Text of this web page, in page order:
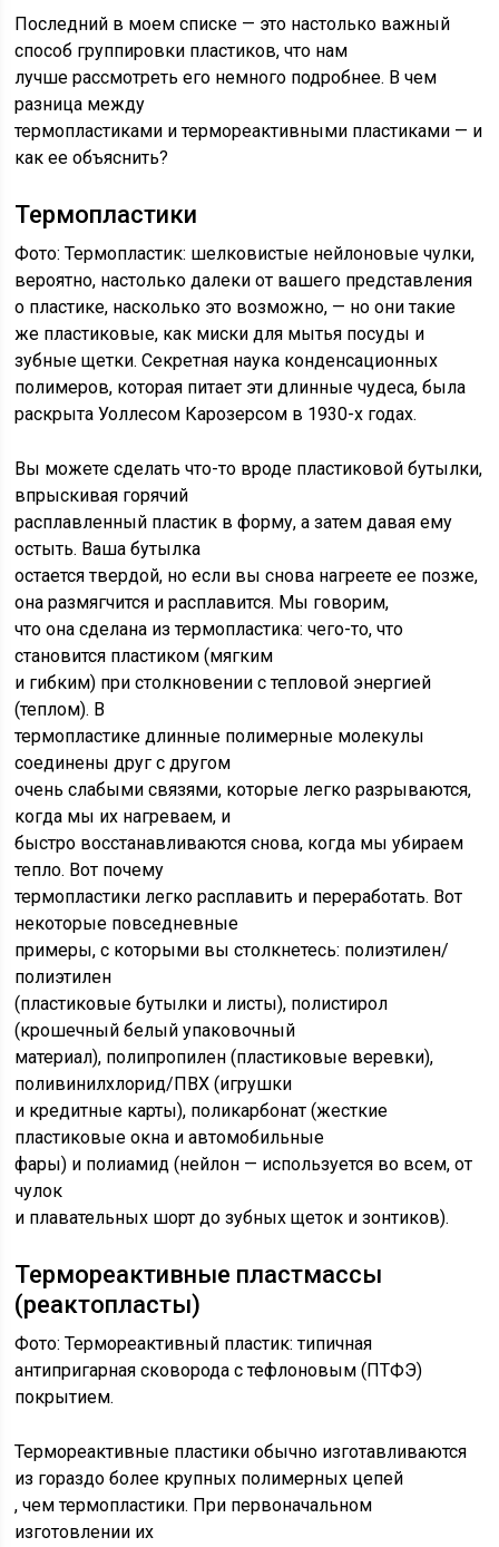
Последний в моем списке — это настолько важный
способ группировки пластиков, что нам
лучше рассмотреть его немного подробнее. В чем
разница между
термопластиками и термореактивными пластиками — и
как ее объяснить?
Термопластики
Фото: Термопластик: шелковистые нейлоновые чулки,
вероятно, настолько далеки от вашего представления
о пластике, насколько это возможно, — но они такие
же пластиковые, как миски для мытья посуды и
зубные щетки. Секретная наука конденсационных
полимеров, которая питает эти длинные чудеса, была
раскрыта Уоллесом Карозерсом в 1930-х годах.
Вы можете сделать что-то вроде пластиковой бутылки,
впрыскивая горячий
расплавленный пластик в форму, а затем давая ему
остыть. Ваша бутылка
остается твердой, но если вы снова нагреете ее позже,
она размягчится и расплавится. Мы говорим,
что она сделана из термопластика: чего-то, что
становится пластиком (мягким
и гибким) при столкновении с тепловой энергией
(теплом). В
термопластике длинные полимерные молекулы
соединены друг с другом
очень слабыми связями, которые легко разрываются,
когда мы их нагреваем, и
быстро восстанавливаются снова, когда мы убираем
тепло. Вот почему
термопластики легко расплавить и переработать. Вот
некоторые повседневные
примеры, с которыми вы столкнетесь: полиэтилен/
полиэтилен
(пластиковые бутылки и листы), полистирол
(крошечный белый упаковочный
материал), полипропилен (пластиковые веревки),
поливинилхлорид/ПВХ (игрушки
и кредитные карты), поликарбонат (жесткие
пластиковые окна и автомобильные
фары) и полиамид (нейлон — используется во всем, от
чулок
и плавательных шорт до зубных щеток и зонтиков).
Термореактивные пластмассы
(реактопласты)
Фото: Термореактивный пластик: типичная
антипригарная сковорода с тефлоновым (ПТФЭ)
покрытием.
Термореактивные пластики обычно изготавливаются
из гораздо более крупных полимерных цепей
, чем термопластики. При первоначальном
изготовлении их